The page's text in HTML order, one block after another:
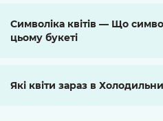
Символіка квітів — Що
цьому букеті
Які квіти зараз в